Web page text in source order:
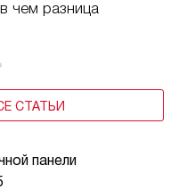
панели
чем разница
СТАТЬИ